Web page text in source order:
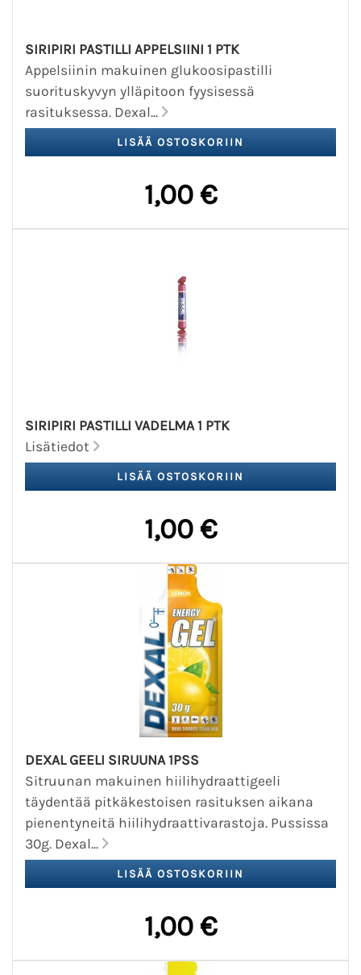
SIRIPIRI PASTILLI APPELSIINI 1 PTK
Appelsiinin makuinen glukoosipastilli
suorituskyvyn ylläpitoon fyysisessä
rasituksessa. Dexal...
1,00 €
SIRIPIRI PASTILLI VADELMA 1 PTK
Lisätiedot
1,00 €
DEXAL GEELI SIRUUNA 1PSS
Sitruunan makuinen hiilihydraattigeeli
täydentää pitkäkestoisen rasituksen aikana
pienentyneitä hiilihydraattivarastoja. Pussissa
30g. Dexal...
1,00 €